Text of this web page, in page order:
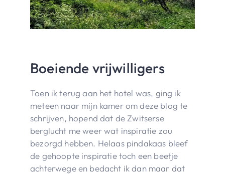
Boeiende vrijwilligers
Toen ik terug aan het hotel was, ging ik
meteen naar mijn kamer om deze blog te
schrijven, hopend dat de Zwitserse
berglucht me weer wat inspiratie zou
bezorgd hebben. Helaas pindakaas bleef
de gehoopte inspiratie toch een beetje
achterwege en bedacht ik dan maar dat